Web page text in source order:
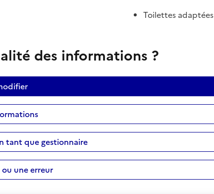
Toilettes adaptées
des informations ?
tant que gestionnaire
une erreur